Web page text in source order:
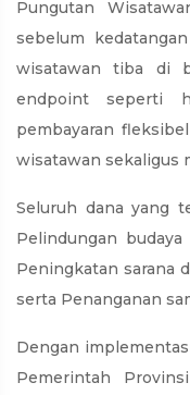
Pungutan
sebelum
wisatawan tiba di
endpoint seperti
pembayaran
wisatawan sekaligus
Seluruh dana yang
Pelindungan
Peningkatan sarana
serta Penanganan
Dengan
Pemerintah